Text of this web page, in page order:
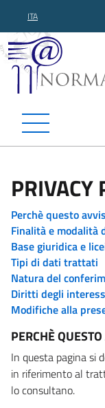
ITA
PRIVACY
Perchè questo
Finalità e modalità
Base giuridica e
Tipi di dati trattati
Natura del
Diritti degli
Modifiche alla
PERCHÈ
In questa pagina si
in riferimento al
lo consultano.